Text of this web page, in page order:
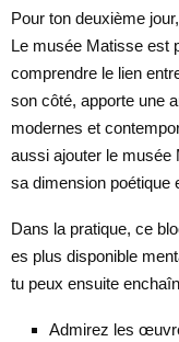
Pour ton deuxième
Le musée Matisse est
comprendre le lien
son côté, apporte une
modernes et
aussi ajouter le musée
sa dimension poétique
Dans la pratique, ce
es plus disponible
tu peux ensuite
Admirez les